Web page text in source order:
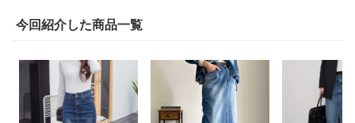
今回紹介した商品一覧